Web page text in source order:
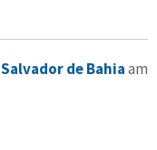
Salvador de Bahiaam